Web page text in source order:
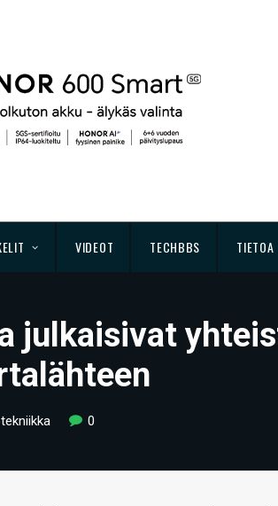
VIDEOT TECHBBS TIETOA
julkaisivat
0